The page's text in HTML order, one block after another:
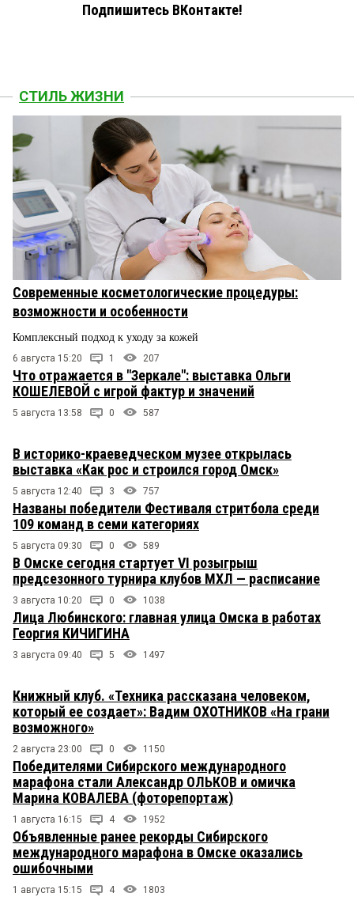
Подпишитесь ВКонтакте!
СТИЛЬ ЖИЗНИ
Современные косметологические процедуры:
возможности и особенности
Комплексный подход к уходу за кожей
6 августа 15:20 1 207
Что отражается в "Зеркале": выставка Ольги
КОШЕЛЕВОЙ с игрой фактур и значений
5 августа 13:58 0 587
В историко-краеведческом музее открылась
выставка «Как рос и строился город Омск»
5 августа 12:40 3 757
Названы победители Фестиваля стритбола среди
109 команд в семи категориях
5 августа 09:30 0 589
В Омске сегодня стартует VI розыгрыш
предсезонного турнира клубов МХЛ — расписание
3 августа 10:20 0 1038
Лица Любинского: главная улица Омска в работах
Георгия КИЧИГИНА
3 августа 09:40 5 1497
Книжный клуб. «Техника рассказана человеком,
который ее создает»: Вадим ОХОТНИКОВ «На грани
возможного»
2 августа 23:00 0 1150
Победителями Сибирского международного
марафона стали Александр ОЛЬКОВ и омичка
Марина КОВАЛЕВА (фоторепортаж)
1 августа 16:15 4 1952
Объявленные ранее рекорды Сибирского
международного марафона в Омске оказались
ошибочными
1 августа 15:15 4 1803